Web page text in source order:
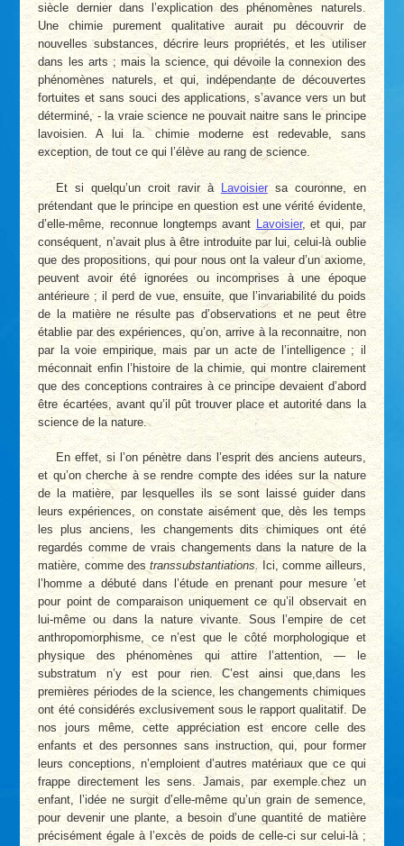
siècle dernier dans l’explication des phénomènes naturels.
Une chimie purement qualitative aurait pu découvrir de
nouvelles substances, décrire leurs propriétés, et les utiliser
dans les arts ; mais la science, qui dévoile la connexion des
phénomènes naturels, et qui, indépendante de découvertes
fortuites et sans souci des applications, s’avance vers un but
déterminé, - la vraie science ne pouvait naitre sans le principe
lavoisien. A lui la. chimie moderne est redevable, sans
exception, de tout ce qui l’élève au rang de science.
Et si quelqu’un croit ravir à Lavoisiersa couronne, en
prétendant que le principe en question est une vérité évidente,
d’elle-même, reconnue longtemps avant Lavoisier, et qui, par
conséquent, n’avait plus à être introduite par lui, celui-là oublie
que des propositions, qui pour nous ont la valeur d’un axiome,
peuvent avoir été ignorées ou incomprises à une époque
antérieure ; il perd de vue, ensuite, que l’invariabilité du poids
de la matière ne résulte pas d’observations et ne peut être
établie par des expériences, qu’on, arrive à la reconnaitre, non
par la voie empirique, mais par un acte de l’intelligence ; il
méconnait enfin l’histoire de la chimie, qui montre clairement
que des conceptions contraires à ce principe devaient d’abord
être écartées, avant qu’il pût trouver place et autorité dans la
science de la nature.
En effet, si l’on pénètre dans l’esprit des anciens auteurs,
et qu’on cherche à se rendre compte des idées sur la nature
de la matière, par lesquelles ils se sont laissé guider dans
leurs expériences, on constate aisément que, dès les temps
les plus anciens, les changements dits chimiques ont été
regardés comme de vrais changements dans la nature de la
matière, comme destranssubstantiations. Ici, comme ailleurs,
l’homme a débuté dans l’étude en prenant pour mesure ’et
pour point de comparaison uniquement ce qu’il observait en
lui-même ou dans la nature vivante. Sous l’empire de cet
anthropomorphisme, ce n’est que le côté morphologique et
physique des phénomènes qui attire l’attention, — le
substratum n’y est pour rien. C’est ainsi que,dans les
premières périodes de la science, les changements chimiques
ont été considérés exclusivement sous le rapport qualitatif. De
nos jours même, cette appréciation est encore celle des
enfants et des personnes sans instruction, qui, pour former
leurs conceptions, n’emploient d’autres matériaux que ce qui
frappe directement les sens. Jamais, par exemple.chez un
enfant, l’idée ne surgit d’elle-même qu’un grain de semence,
pour devenir une plante, a besoin d’une quantité de matière
précisément égale à l’excès de poids de celle-ci sur celui-là ;